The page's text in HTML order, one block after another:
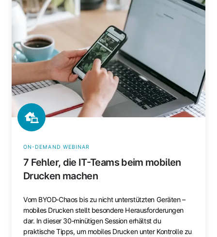
beim
mobilen
Drucken
ON-DEMAND WEBINAR
7 Fehler, die IT-Teams beim mobilen
Drucken machen
Vom BYOD‑Chaos bis zu nicht unterstützten Geräten –
mobiles Drucken stellt besondere Herausforderungen
dar. In dieser 30‑minütigen Session erhältst du
praktische Tipps, um mobiles Drucken unter Kontrolle zu